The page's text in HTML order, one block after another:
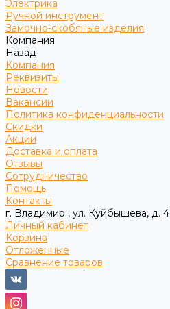
Электрика
Ручной инструмент
Замочно-скобяные изделия
Компания
Назад
Компания
Реквизиты
Новости
Вакансии
Политика конфиденциальности
Скидки
Акции
Доставка и оплата
Отзывы
Сотрудничество
Помощь
Контакты
г. Владимир , ул. Куйбышева, д. 4
Личный кабинет
Корзина
Отложенные
Сравнение товаров